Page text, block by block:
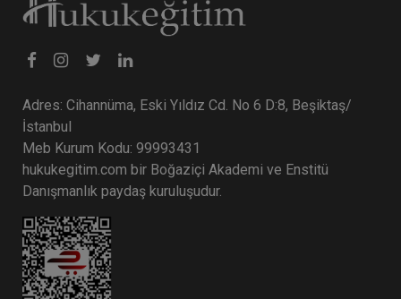
Adres: Cihannüma, Eski Yıldız Cd. No 6 D:8, Beşiktaş/
İstanbul
Meb Kurum Kodu: 99993431
hukukegitim.com bir Boğaziçi Akademi ve Enstitü
Danışmanlık paydaş kuruluşudur.